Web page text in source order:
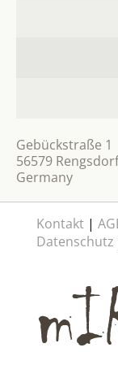
Gebückstraße 1
56579 Rengsdorf
Germany
Kontakt|
Datenschutz